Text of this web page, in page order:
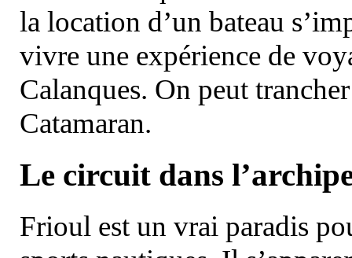
la location d’un bateau
vivre une expérience de
Calanques. On peut
Catamaran.
Le circuit dans
Frioul est un vrai paradis